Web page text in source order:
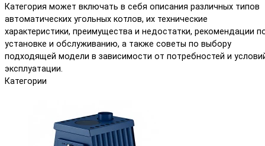
Категория может включать в себя описания различных типов
автоматических угольных котлов, их технические
характеристики, преимущества и недостатки, рекомендации
установке и обслуживанию, а также советы по выбору
подходящей модели в зависимости от потребностей и
эксплуатации.
Категории